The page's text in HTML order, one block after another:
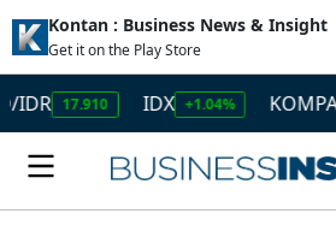
Kontan : Business News & Insight
Get it on the Play Store
17.910 IDX +1.04% KOMPAS100